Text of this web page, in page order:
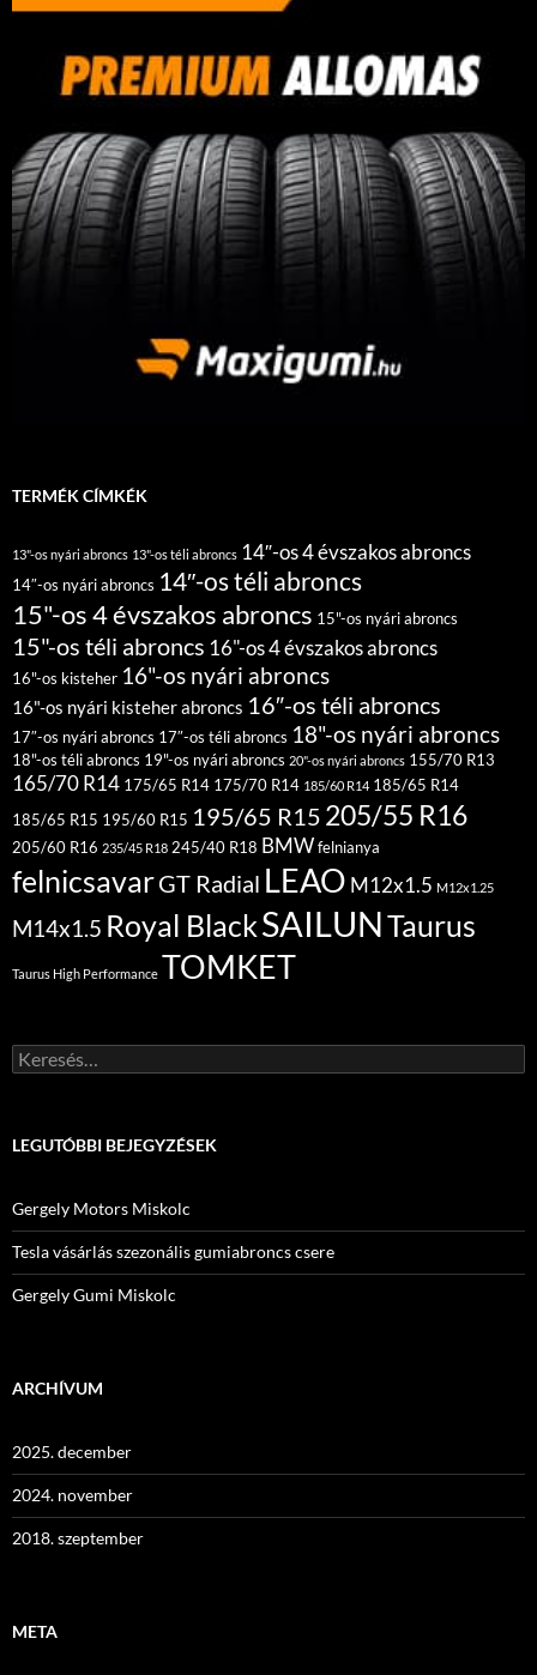
TERMÉK CÍMKÉK
13"-os nyári abroncs 13"-os téli abroncs 14″-os 4 évszakos abroncs
14″-os nyári abroncs 14″-os téli abroncs
15"-os 4 évszakos abroncs 15"-os nyári abroncs
15"-os téli abroncs 16"-os 4 évszakos abroncs
16"-os kisteher 16"-os nyári abroncs
16"-os nyári kisteher abroncs 16″-os téli abroncs
17″-os nyári abroncs 17″-os téli abroncs 18"-os nyári abroncs
18"-os téli abroncs 19"-os nyári abroncs 20"-os nyári abroncs 155/70 R13
165/70 R14 175/65 R14 175/70 R14 185/60 R14 185/65 R14
185/65 R15 195/60 R15 195/65 R15 205/55 R16
205/60 R16 235/45 R18 245/40 R18 BMWfelnianya
felnicsavarGT Radial LEAO M12x1.5 M12x1.25
M14x1.5 Royal BlackSAILUNTaurus
Taurus High Performance TOMKET
Keresés:
LEGUTÓBBI BEJEGYZÉSEK
Gergely Motors Miskolc
Tesla vásárlás szezonális gumiabroncs csere
Gergely Gumi Miskolc
ARCHÍVUM
2025. december
2024. november
2018. szeptember
META